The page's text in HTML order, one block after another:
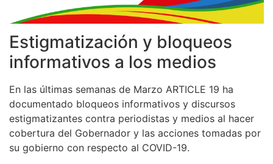
Estigmatización y bloqueos
informativos a los medios
En las últimas semanas de Marzo ARTICLE 19 ha
documentado bloqueos informativos y discursos
estigmatizantes contra periodistas y medios al hacer
cobertura del Gobernador y las acciones tomadas por
su gobierno con respecto al COVID-19.